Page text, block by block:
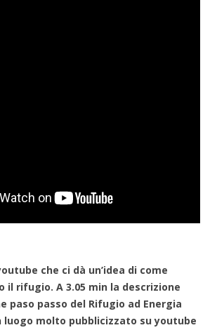
che ci dà un’idea di come
il rifugio. A 3.05 min la descrizione
paso passo del Rifugio ad Energia
luogo molto pubblicizzato su youtube